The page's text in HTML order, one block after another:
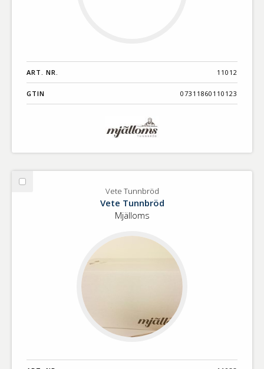
ART. NR. 11012
GTIN 07311860110123
Välj
Vete Tunnbröd
Vete Tunnbröd
Mjälloms